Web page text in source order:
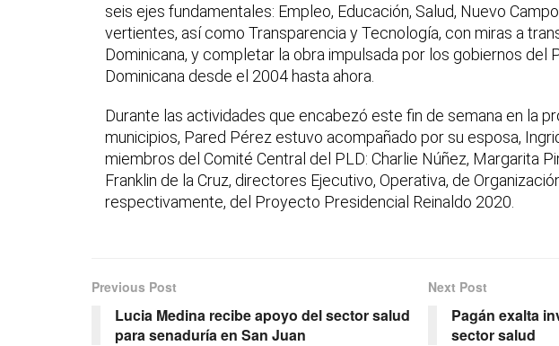
seis ejes fundamentales: Empleo, Educación, Salud, Nuevo
vertientes, así como Transparencia y Tecnología, con miras a
Dominicana, y completar la obra impulsada por los gobiernos del
Dominicana desde el 2004 hasta ahora.
Durante las actividades que encabezó este fin de semana en la
municipios, Pared Pérez estuvo acompañado por su esposa,
miembros del Comité Central del PLD: Charlie Núñez, Margarita
Franklin de la Cruz, directores Ejecutivo, Operativa, de
respectivamente, del Proyecto Presidencial Reinaldo 2020.
Previous Post
Lucia Medina recibe apoyo del sector salud
para senaduría en San Juan
Next Post
Pagán exalta
sector salud